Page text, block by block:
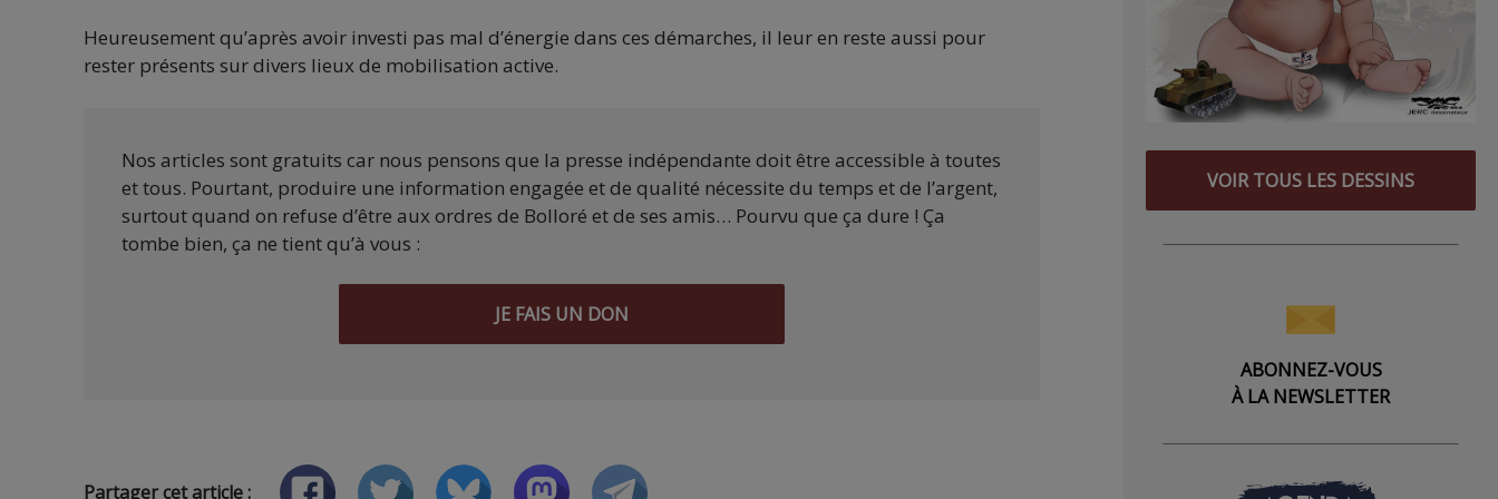
Heureusement qu’après avoir investi pas mal d’énergie dans ces démarches, il leur en reste aussi pour
rester présents sur divers lieux de mobilisation active.
Nos articles sont gratuits car nous pensons que la presse indépendante doit être accessible à toutes
et tous. Pourtant, produire une information engagée et de qualité nécessite du temps et de l’argent,
surtout quand on refuse d’être aux ordres de Bolloré et de ses amis… Pourvu que ça dure ! Ça
tombe bien, ça ne tient qu’à vous :
JE FAIS UN DON
Partager cet article :
VOIR TOUS LES DESSINS
ABONNEZ-VOUS
À LA NEWSLETTER